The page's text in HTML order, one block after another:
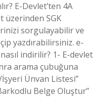
E-Devlet’ten 4A
üzerinden SGK
sorgulayabilir ve
yazdırabilirsiniz. e-
indirilir? 1- E-devlet
arama çubuğuna
İşyeri Ünvan Listesi”
Belge Oluştur”